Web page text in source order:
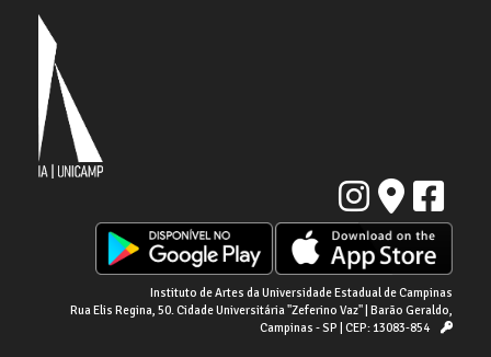
Instituto de Artes da Universidade Estadual de Campinas
Rua Elis Regina, 50. Cidade Universitária "Zeferino Vaz" | Barão Geraldo,
Campinas - SP | CEP: 13083-854